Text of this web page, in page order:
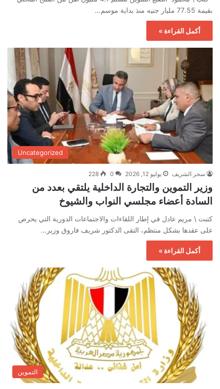
بقيمة 77.55 مليار جنيه منذ بداية موسم…
أكمل القراءة »
Uncategorized
سحر الشريف يوليو 12, 2026 0
228
وزير التموين والتجارة الداخلية يلتقي بعدد من
السادة أعضاء مجلسي النواب والشيوخ
كتبت \ مريم عادل في إطار اللقاءات والاجتماعات الدورية التي يحرص
على عقدها بشكل منتظم، التقى الدكتور شريف فاروق وزير…
أكمل القراءة »
التموين